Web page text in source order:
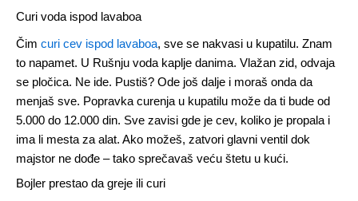
Curi voda ispod lavaboa
Čim curi cev ispod lavaboa, sve se nakvasi u kupatilu. Znam
to napamet. U Rušnju voda kaplje danima. Vlažan zid, odvaja
se pločica. Ne ide. Pustiš? Ode još dalje i moraš onda da
menjaš sve. Popravka curenja u kupatilu može da ti bude od
5.000 do 12.000 din. Sve zavisi gde je cev, koliko je propala i
ima li mesta za alat. Ako možeš, zatvori glavni ventil dok
majstor ne dođe – tako sprečavaš veću štetu u kući.
Bojler prestao da greje ili curi